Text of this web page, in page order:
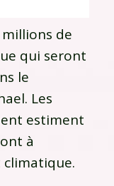
de
qui seront
le
Les
estiment
à